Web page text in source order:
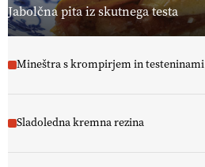
Jabolčna pita iz skutnega testa
Mineštra s krompirjem in testeninami
Sladoledna kremna rezina